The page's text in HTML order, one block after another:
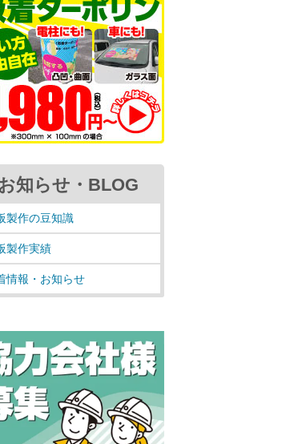
お知らせ・BLOG
製作の豆知識
製作実績
情報・お知らせ